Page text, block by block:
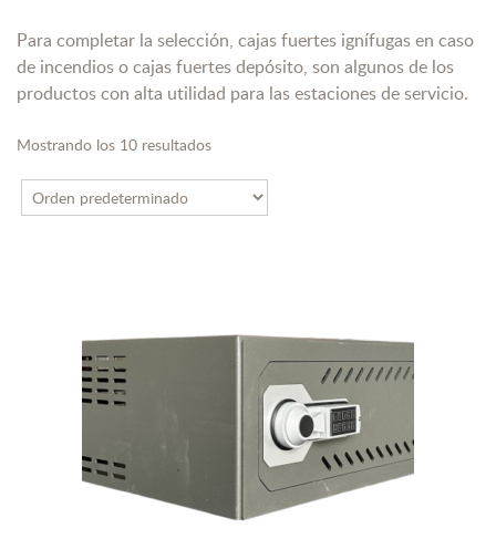
Para completar la selección, cajas fuertes ignífugas en caso
de incendios o cajas fuertes depósito, son algunos de los
productos con alta utilidad para las estaciones de servicio.
Mostrando los 10 resultados